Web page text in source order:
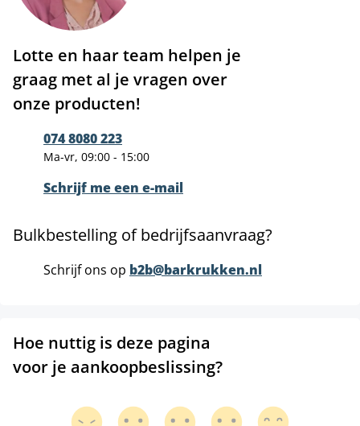
Lotte en haar team helpen je
graag met al je vragen over
onze producten!
074 8080 223
Ma-vr, 09:00 - 15:00
Schrijf me een e-mail
Bulkbestelling of bedrijfsaanvraag?
Schrijf ons op b2b@barkrukken.nl
Hoe nuttig is deze pagina
voor je aankoopbeslissing?